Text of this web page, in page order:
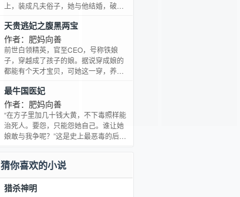
上，装成凡夫俗子，她与他结婚，破草
是亲人！她的亲人另有他人，当她被找
回去，当他的身份大白！谁敢说不配！
天贵逃妃之腹黑两宝
作者：肥妈向善
前世白领精英，官至CEO，号称铁娘
子，穿越成了孩子的娘。据说穿成娘的
都能有个天才宝贝，可她这一穿，养出
牛胃，一天能吃光一家家当，光是养家
糊口，够人折腾。为生计烂头焦额，母
子俩被抛弃在乡间野田的破陋小院，过
的世外桃源，清苦又清闲，快活似神
仙。未想某日带儿子路见不平拔刀相
了她喊：“我娘要劫人！”
最牛国医妃
作者：肥妈向善
“在方子里加几十钱大黄，不下毒照样能
治死人。要怨，只能怨她自己。谁让她
娘敢与我争呢？”这是史上最恶毒的后
痨鬼，谁娶谁倒霉的二小姐李敏。 亲娘
死，爹不疼，奄奄一息在床上要咽下一
口气时，见有人拿了碗大黄来诓她是补
猜你喜欢的小说
猎杀神明